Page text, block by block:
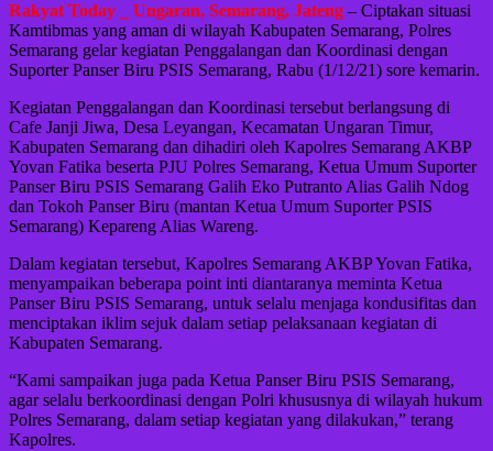
Rakyat Today _ Ungaran, Semarang, Jateng – Ciptakan situasi
Kamtibmas yang aman di wilayah Kabupaten Semarang, Polres
Semarang gelar kegiatan Penggalangan dan Koordinasi dengan
Suporter Panser Biru PSIS Semarang, Rabu (1/12/21) sore kemarin.
Kegiatan Penggalangan dan Koordinasi tersebut berlangsung di
Cafe Janji Jiwa, Desa Leyangan, Kecamatan Ungaran Timur,
Kabupaten Semarang dan dihadiri oleh Kapolres Semarang AKBP
Yovan Fatika beserta PJU Polres Semarang, Ketua Umum Suporter
Panser Biru PSIS Semarang Galih Eko Putranto Alias Galih Ndog
dan Tokoh Panser Biru (mantan Ketua Umum Suporter PSIS
Semarang) Kepareng Alias Wareng.
Dalam kegiatan tersebut, Kapolres Semarang AKBP Yovan Fatika,
menyampaikan beberapa point inti diantaranya meminta Ketua
Panser Biru PSIS Semarang, untuk selalu menjaga kondusifitas dan
menciptakan iklim sejuk dalam setiap pelaksanaan kegiatan di
Kabupaten Semarang.
“Kami sampaikan juga pada Ketua Panser Biru PSIS Semarang,
agar selalu berkoordinasi dengan Polri khususnya di wilayah hukum
Polres Semarang, dalam setiap kegiatan yang dilakukan,” terang
Kapolres.